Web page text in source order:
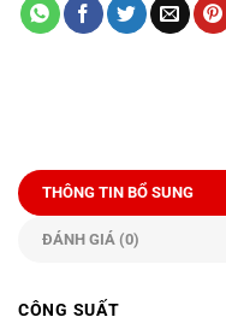
THÔNG TIN BỔ SUNG
ĐÁNH GIÁ (0)
CÔNG SUẤT